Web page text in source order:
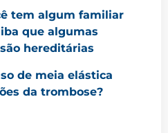
tem algum familiar
que algumas
hereditárias
de meia elástica
da trombose?